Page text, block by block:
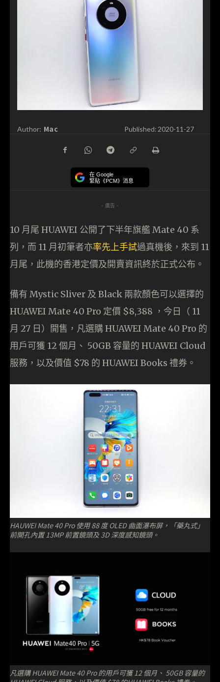
Author: Mac Published:2020-11-27
在 Google
緊貼《PCM》消息
- 廣告 -
10 月尾 HUAWEI 公開了下半年旗艦 Mate 40 系
列，而 11 月初筆者亦率先上手試過真機後，來到 11
月尾，此機的香港定價及開賣資訊終於正式公布。
備有 Mystic Sliver 及 Black 兩款顏色可以選擇的
HUAWEI Mate 40 Pro 定價 $8,388 ，今日（ 11
月 27 日）開售，凡選購 HUAWEI Mate 40 Pro 的
用戶可獲 12 個月、 50GB 容量的 HUAWEI Cloud
服務，以及價值 $78 的 HUAWEI Books 禮券。
HAUWEI Mate 40 Pro 使用 88 度 OLED 曲面瀑布屏，「藥丸式」
前開孔內置 13MP 前置鏡頭及 3D 深度感知鏡頭。
凡選購 HUAWEI Mate 40 Pro 的用戶可獲 12 個月、 50GB 容量的